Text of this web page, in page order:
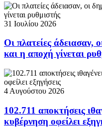
31 Ιουλίου 2026
Οι πλατείες άδειασαν,
και η αποχή γίνεται
4 Αυγούστου 2026
102.711 αποκτήσεις
κυβέρνηση οφείλει